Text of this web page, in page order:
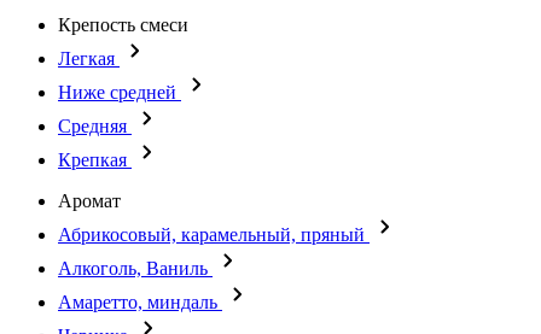
Крепость смеси
Легкая
Ниже средней
Средняя
Крепкая
Аромат
Абрикосовый, карамельный, пряный
Алкоголь, Ваниль
Амаретто, миндаль